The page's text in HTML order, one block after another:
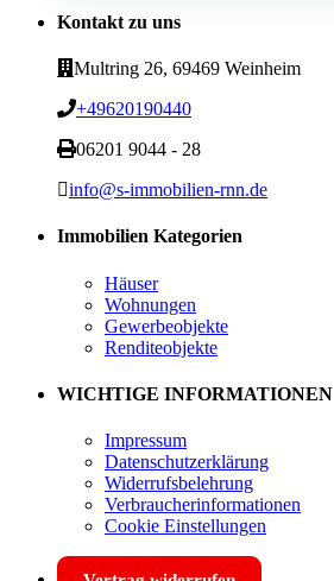
Kontakt zu uns
Multring 26, 69469 Weinheim
+49620190440
06201 9044 - 28
info@s-immobilien-rnn.de
Immobilien Kategorien
Häuser
Wohnungen
Gewerbeobjekte
Renditeobjekte
WICHTIGE INFORMATIONEN
Impressum
Datenschutzerklärung
Widerrufsbelehrung
Verbraucherinformationen
Cookie Einstellungen